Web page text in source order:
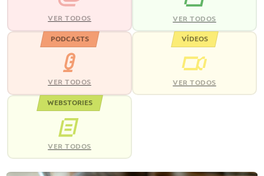
VER TODOS VER TODOS
PODCASTS
VER TODOS
VÍDEOS
VER TODOS
WEBSTORIES
VER TODOS